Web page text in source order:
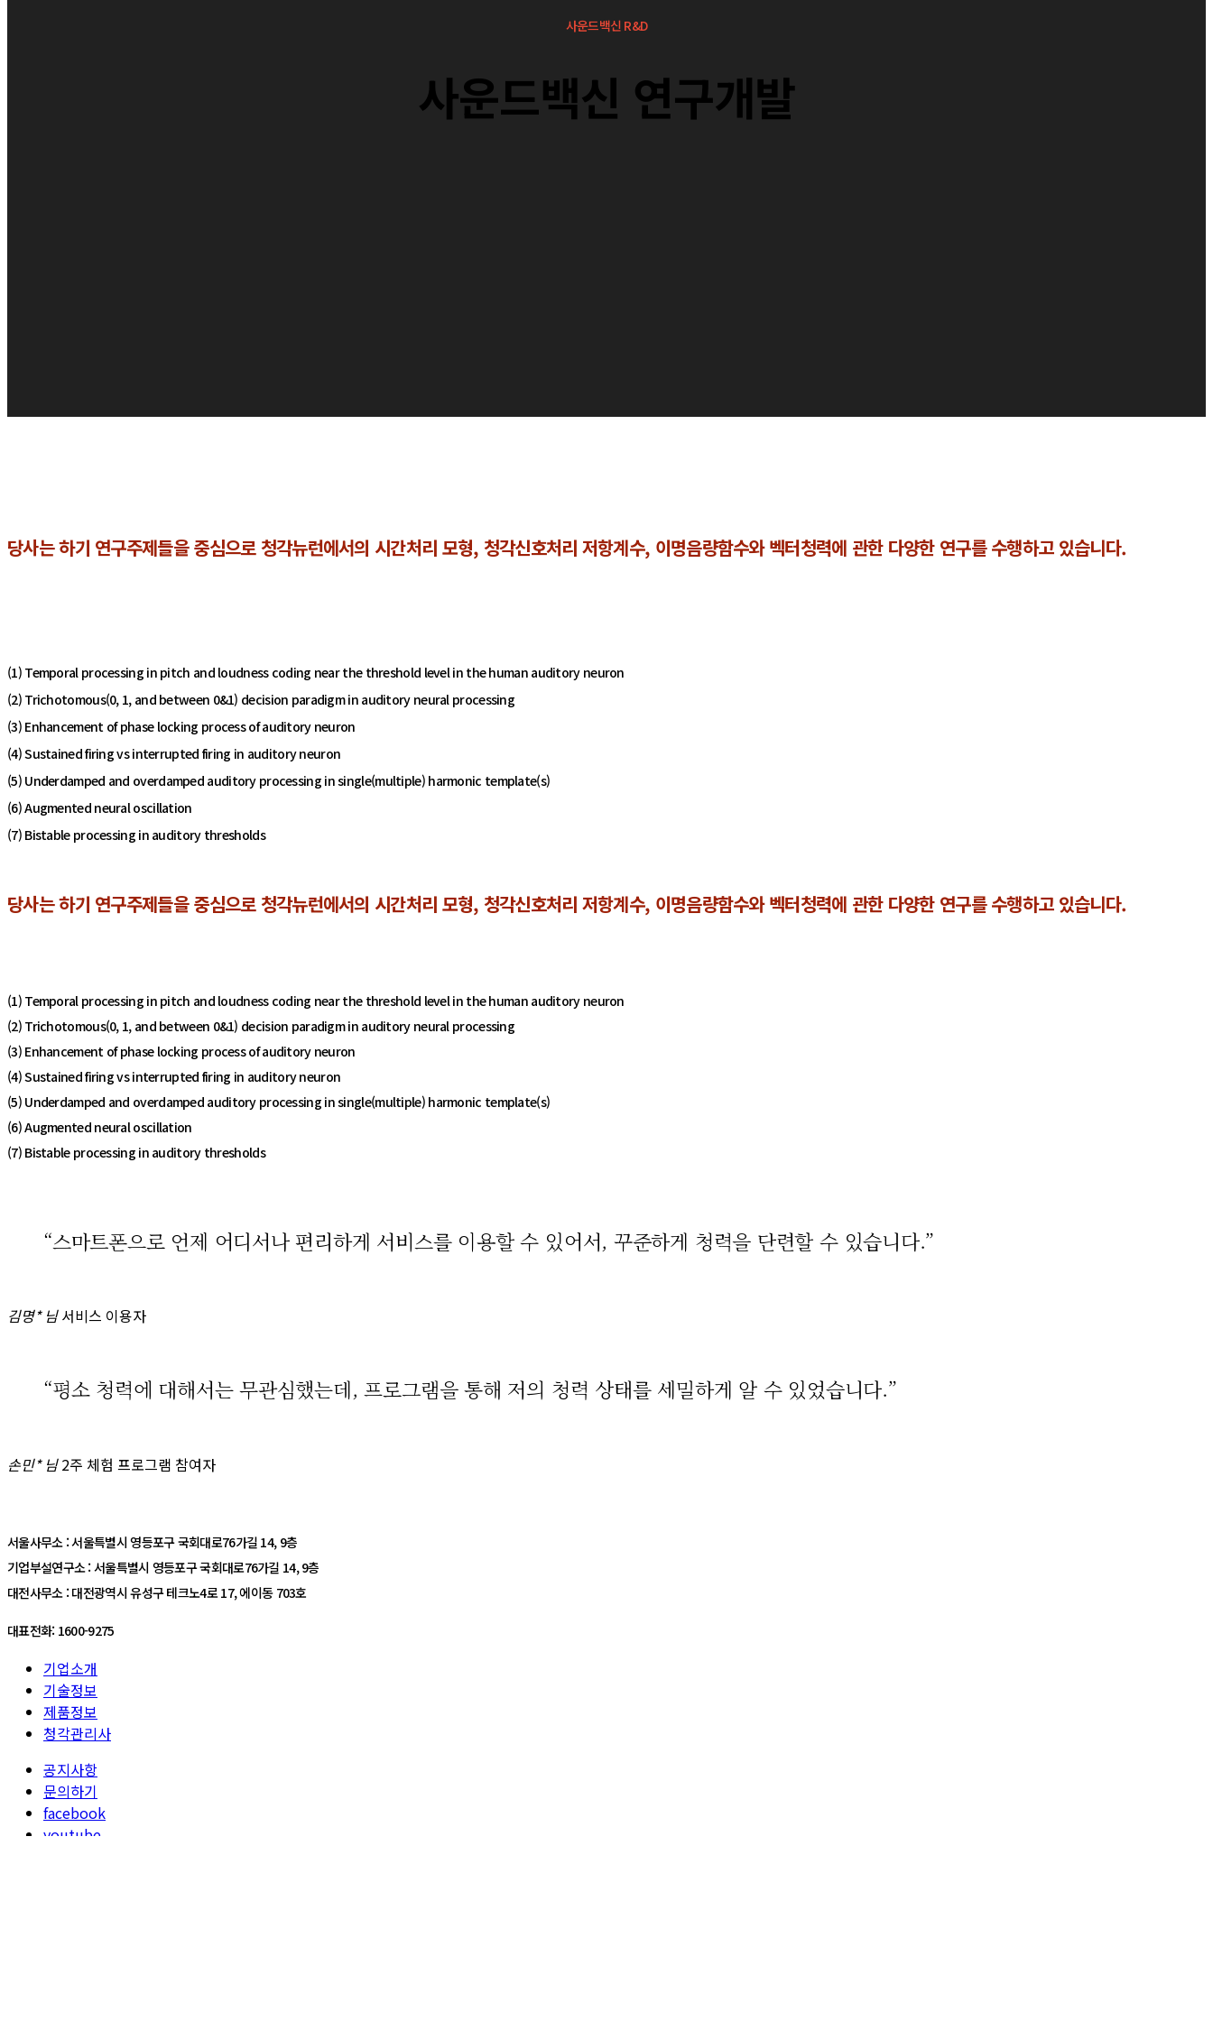
사운드백신 R&D
사운드백신 연구개발
당사는 하기 연구주제들을 중심으로 청각뉴런에서의 시간처리 모형, 청각신호처리 저항계수, 이명음량함수와 벡터청력에 관한 다양한 연구를 수행하고 있습니다.
(1) Temporal processing in pitch and loudness coding near the threshold level in the human auditory neuron
(2) Trichotomous(0, 1, and between 0&1) decision paradigm in auditory neural processing
(3) Enhancement of phase locking process of auditory neuron
(4) Sustained firing vs interrupted firing in auditory neuron
(5) Underdamped and overdamped auditory processing in single(multiple) harmonic template(s)
(6) Augmented neural oscillation
(7) Bistable processing in auditory thresholds
당사는 하기 연구주제들을 중심으로 청각뉴런에서의 시간처리 모형, 청각신호처리 저항계수, 이명음량함수와 벡터청력에 관한 다양한 연구를 수행하고 있습니다.
(1) Temporal processing in pitch and loudness coding near the threshold level in the human auditory neuron
(2) Trichotomous(0, 1, and between 0&1) decision paradigm in auditory neural processing
(3) Enhancement of phase locking process of auditory neuron
(4) Sustained firing vs interrupted firing in auditory neuron
(5) Underdamped and overdamped auditory processing in single(multiple) harmonic template(s)
(6) Augmented neural oscillation
(7) Bistable processing in auditory thresholds
“스마트폰으로 언제 어디서나 편리하게 서비스를 이용할 수 있어서, 꾸준하게 청력을 단련할 수 있습니다.”
김명* 님 서비스 이용자
“평소 청력에 대해서는 무관심했는데, 프로그램을 통해 저의 청력 상태를 세밀하게 알 수 있었습니다.”
손민* 님 2주 체험 프로그램 참여자
서울사무소 : 서울특별시 영등포구 국회대로76가길 14, 9층
기업부설연구소 : 서울특별시 영등포구 국회대로76가길 14, 9층
대전사무소 : 대전광역시 유성구 테크노4로 17, 에이동 703호
대표전화: 1600-9275
기업소개
기술정보
제품정보
청각관리사
공지사항
문의하기
facebook
youtube